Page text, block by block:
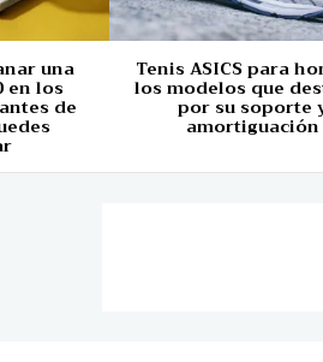
una
en los
de
Tenis ASICS para
los modelos que
por su soporte
amortiguación